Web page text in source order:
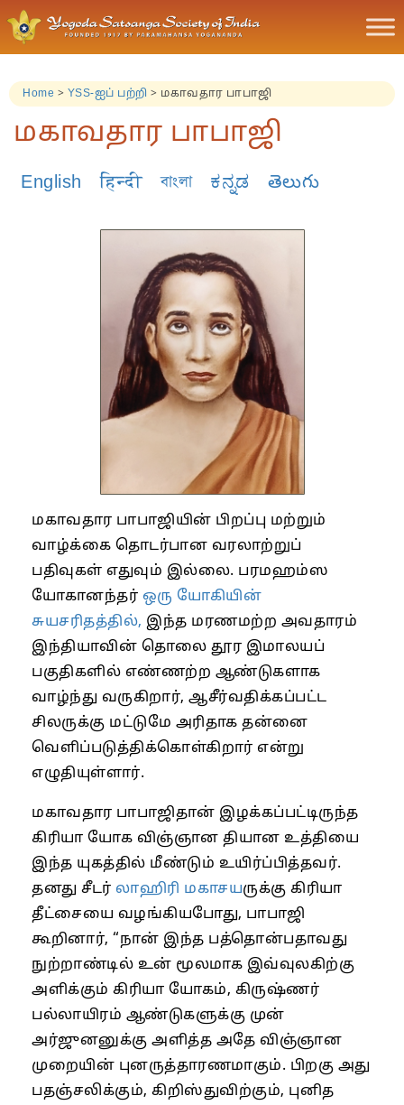
Home > YSS-ஐப் பற்றி > மகாவதார பாபாஜி
மகாவதார பாபாஜி
English हिन्दी বাংলা ಕನ್ನಡ తెలుగు
மகாவதார பாபாஜியின் பிறப்பு மற்றும்
வாழ்க்கை தொடர்பான வரலாற்றுப்
பதிவுகள் எதுவும் இல்லை. பரமஹம்ஸ
யோகானந்தர் ஒரு யோகியின்
சுயசரிதத்தில், இந்த மரணமற்ற அவதாரம்
இந்தியாவின் தொலை தூர இமாலயப்
பகுதிகளில் எண்ணற்ற ஆண்டுகளாக
வாழ்ந்து வருகிறார், ஆசீர்வதிக்கப்பட்ட
சிலருக்கு மட்டுமே அரிதாக தன்னை
வெளிப்படுத்திக்கொள்கிறார் என்று
எழுதியுள்ளார்.
மகாவதார பாபாஜிதான் இழக்கப்பட்டிருந்த
கிரியா யோக விஞ்ஞான தியான உத்தியை
இந்த யுகத்தில் மீண்டும் உயிர்ப்பித்தவர்.
தனது சீடர் லாஹிரி மகாசயருக்கு கிரியா
தீட்சையை வழங்கியபோது, பாபாஜி
கூறினார், “நான் இந்த பத்தொன்பதாவது
நுற்றாண்டில் உன் மூலமாக இவ்வுலகிற்கு
அளிக்கும் கிரியா யோகம், கிருஷ்ணர்
பல்லாயிரம் ஆண்டுகளுக்கு முன்
அர்ஜுனனுக்கு அளித்த அதே விஞ்ஞான
முறையின் புனருத்தாரணமாகும். பிறகு அது
பதஞ்சலிக்கும், கிறிஸ்துவிற்கும், புனித